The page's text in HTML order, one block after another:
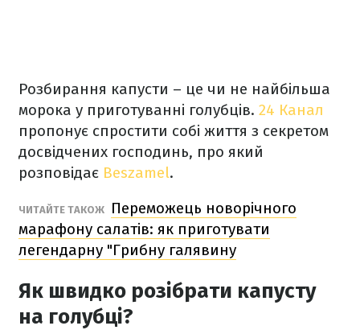
Розбирання капусти – це чи не найбільша
морока у приготуванні голубців. 24 Канал
пропонує спростити собі життя з секретом
досвідчених господинь, про який
розповідає Beszamel.
ЧИТАЙТЕ ТАКОЖ
Переможець новорічного
марафону салатів: як приготувати
легендарну "Грибну галявину
Як швидко розібрати капусту
на голубці?